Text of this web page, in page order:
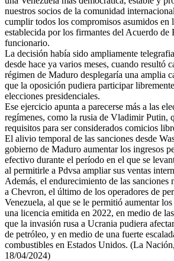
nuestros socios de la comunidad
cumplir todos los compromisos asumidos en
establecida por los firmantes del Acuerdo de
funcionario.
La decisión había sido ampliamente
desde hace ya varios meses, cuando resultó
régimen de Maduro desplegaría una amplia
que la oposición pudiera participar
elecciones presidenciales.
Ese ejercicio apunta a parecerse más a las
regímenes, como la rusia de Vladimir Putin,
requisitos para ser considerados comicios
El alivio temporal de las sanciones desde
gobierno de Maduro aumentar los ingresos
efectivo durante el período en el que se
al permitirle a Pdvsa ampliar sus ventas
Además, el endurecimiento de las sanciones
a Chevron, el último de los operadores de
Venezuela, al que se le permitió aumentar los
una licencia emitida en 2022, en medio de
que la invasión rusa a Ucrania pudiera
de petróleo, y en medio de una fuerte
combustibles en Estados Unidos. (La
18/04/2024)